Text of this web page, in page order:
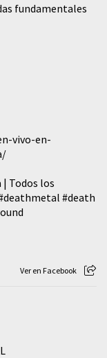
fundamentales
vivo-en-
| Todos los
#death
Ver en Facebook